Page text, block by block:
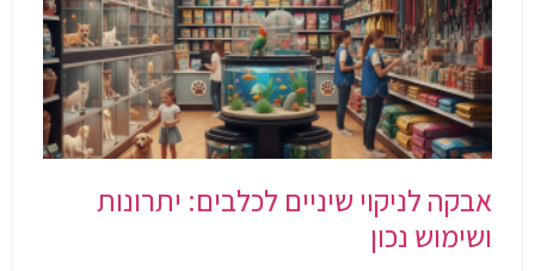
אבקה לניקוי שיניים לכלבים: יתרונות
ושימוש נכון